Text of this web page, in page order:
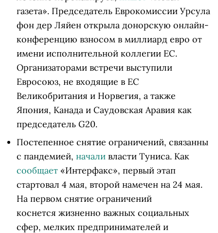
газета». Председатель Еврокомиссии Урсула
фон дер Ляйен открыла донорскую онлайн-
конференцию взносом в миллиард евро от
имени исполнительной коллегии ЕС.
Организаторами встречи выступили
Евросоюз, не входящие в ЕС
Великобритания и Норвегия, а также
Япония, Канада и Саудовская Аравия как
председатель G20.
Постепенное снятие ограничений, связанны
с пандемией, начали власти Туниса. Как
сообщает «Интерфакс», первый этап
стартовал 4 мая, второй намечен на 24 мая.
На первом снятие ограничений
коснется жизненно важных социальных
сфер, мелких предпринимателей и